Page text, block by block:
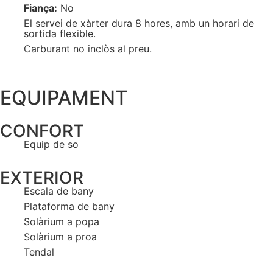
Fiança: No
El servei de xàrter dura 8 hores, amb un horari de
sortida flexible.
Carburant no inclòs al preu.
EQUIPAMENT
CONFORT
Equip de so
EXTERIOR
Escala de bany
Plataforma de bany
Solàrium a popa
Solàrium a proa
Tendal